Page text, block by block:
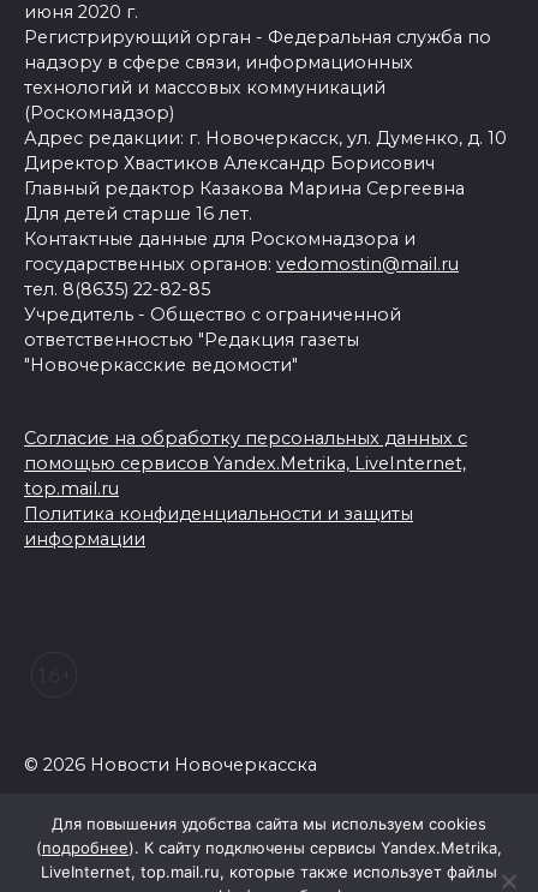
июня 2020 г.
Регистрирующий орган - Федеральная служба по
надзору в сфере связи, информационных
технологий и массовых коммуникаций
(Роскомнадзор)
Адрес редакции: г. Новочеркасск, ул. Думенко, д. 10
Директор Хвастиков Александр Борисович
Главный редактор Казакова Марина Сергеевна
Для детей старше 16 лет.
Контактные данные для Роскомнадзора и
государственных органов: vedomostin@mail.ru
тел. 8(8635) 22-82-85
Учредитель - Общество с ограниченной
ответственностью "Редакция газеты
"Новочеркасские ведомости"
Согласие на обработку персональных данных с
помощью сервисов Yandex.Metrika, LiveInternet,
top.mail.ru
Политика конфиденциальности и защиты
информации
© 2026 Новости Новочеркасска
Для повышения удобства сайта мы используем cookies
(подробнее). К сайту подключены сервисы Yandex.Metrika,
LiveInternet, top.mail.ru, которые также использует файлы